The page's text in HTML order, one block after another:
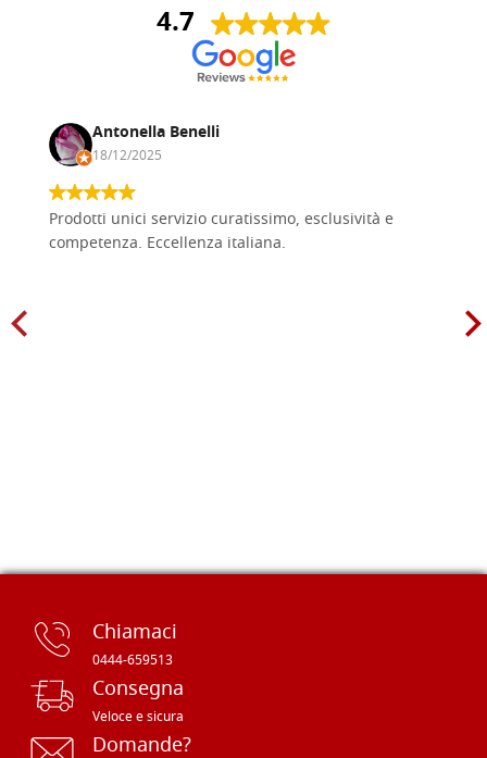
4.7
Antonella Benelli
18/12/2025
Prodotti unici servizio curatissimo, esclusività e
competenza. Eccellenza italiana.
Chiamaci
0444-659513
Consegna
Veloce e sicura
Domande?